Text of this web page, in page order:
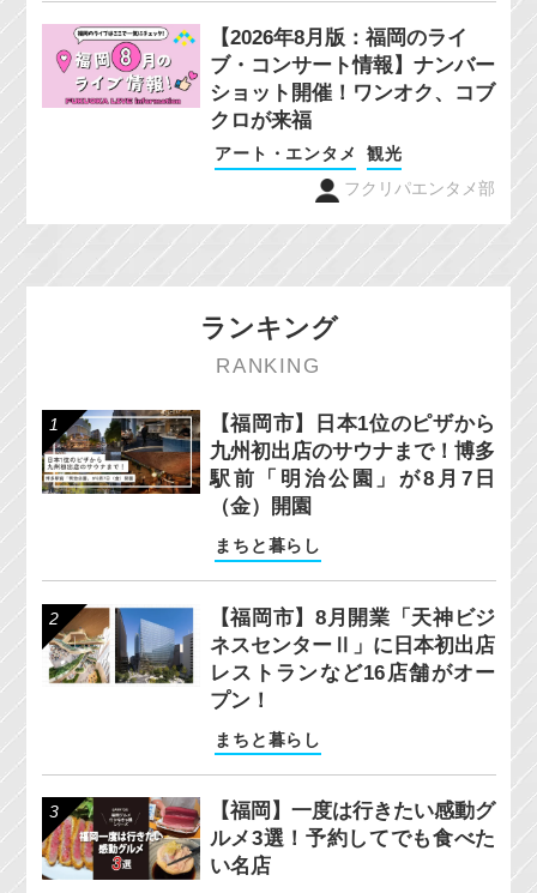
【2026年8月版：福岡のライ
ブ・コンサート情報】ナンバー
ショット開催！ワンオク、コブ
クロが来福
アート・エンタメ
観光
フクリパエンタメ部
ランキング
RANKING
【福岡市】日本1位のピザから
九州初出店のサウナまで！博多
駅前「明治公園」が8月7日
（金）開園
まちと暮らし
【福岡市】8月開業「天神ビジ
ネスセンターⅡ」に日本初出店
レストランなど16店舗がオー
プン！
まちと暮らし
【福岡】一度は行きたい感動グ
ルメ3選！予約してでも食べた
い名店